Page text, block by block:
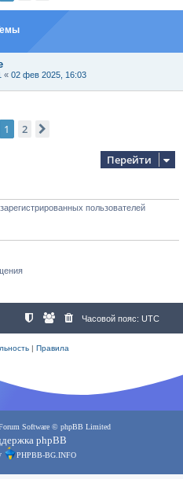
« 02 фев 2025, 16:03
1 2
Перейти
пользователей
Часовой пояс: UTC
| Правила
Software © phpBB Limited
phpBB
PHPBB-BG.INFO